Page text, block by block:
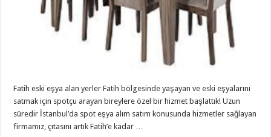
Fatih eski eşya alan yerler Fatih bölgesinde yaşayan ve eski eşyalarını
satmak için spotçu arayan bireylere özel bir hizmet başlattık! Uzun
süredir İstanbul’da spot eşya alım satım konusunda hizmetler sağlayan
firmamız, çıtasını artık Fatih’e kadar …